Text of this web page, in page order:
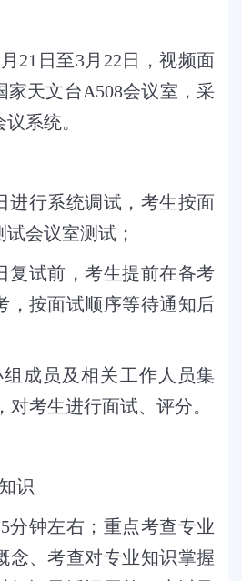
月 21 日至3月 22 日，视频面
家天文台A508会议室，采
系统。
进行系统调试，考生按面
会议室测试；
复试前，考生提前在备考
，按面试顺序等待通知后
组成员及相关工作人员集
对考生进行面试、评分。
识
分钟左右；重点考查专业
念、考查对专业知识掌握